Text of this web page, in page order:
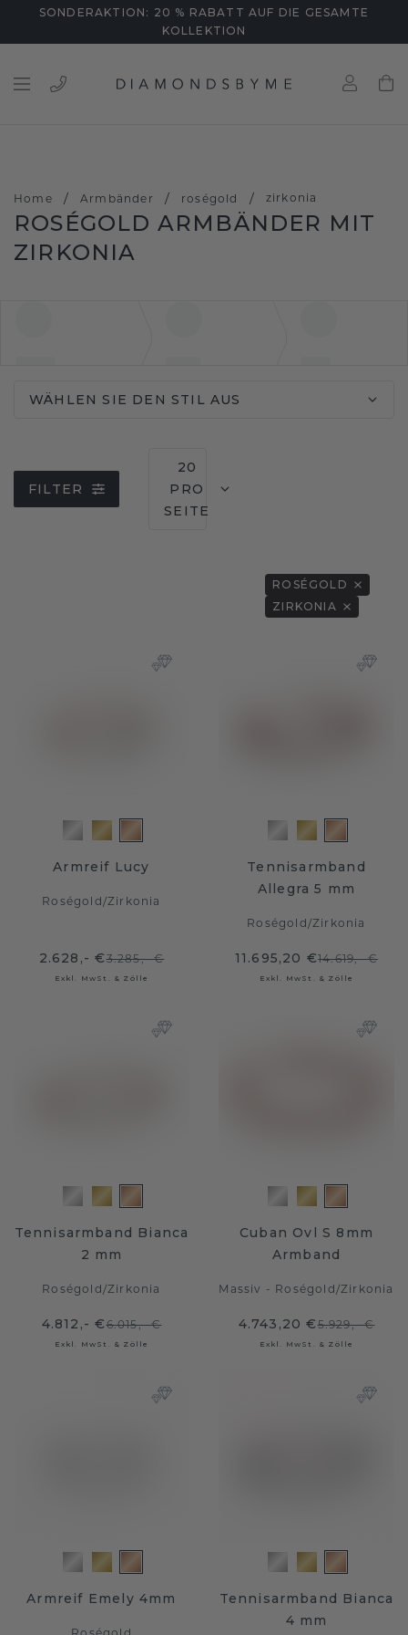
SONDERAKTION: 20 % RABATT AUF DIE GESAMTE
KOLLEKTION
Home / Armbänder / roségold / zirkonia
ROSÉGOLD ARMBÄNDER MIT
ZIRKONIA
WÄHLEN SIE DEN STIL AUS
FILTER
20
PRO
SEITE
ROSÉGOLD
ZIRKONIA
Armreif Lucy
Roségold/Zirkonia
2.628,- €3.285,- €
Exkl. MwSt. & Zölle
Tennisarmband
Allegra 5 mm
Roségold/Zirkonia
11.695,20 €14.619,- €
Exkl. MwSt. & Zölle
Tennisarmband Bianca
2 mm
Roségold/Zirkonia
4.812,- €6.015,- €
Exkl. MwSt. & Zölle
Cuban Ovl S 8mm
Armband
Massiv - Roségold/Zirkonia
4.743,20 €5.929,- €
Exkl. MwSt. & Zölle
Armreif Emely 4mm
Tennisarmband Bianca
4 mm